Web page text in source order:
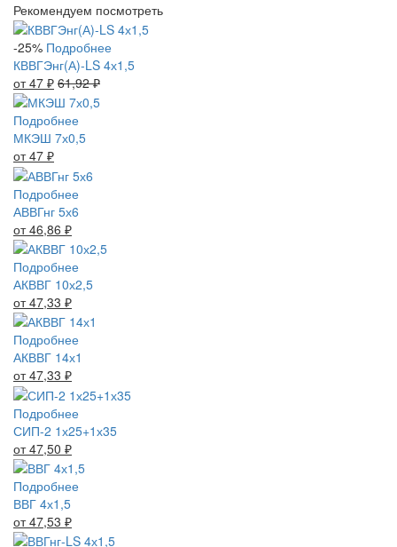
Рекомендуем посмотреть
-25% Подробнее
КВВГЭнг(А)-LS 4х1,5
от 47 ₽ 61,92₽
Подробнее
МКЭШ 7х0,5
от 47 ₽
Подробнее
АВВГнг 5х6
от 46,86 ₽
Подробнее
АКВВГ 10х2,5
от 47,33 ₽
Подробнее
АКВВГ 14х1
от 47,33 ₽
Подробнее
СИП-2 1х25+1х35
от 47,50 ₽
Подробнее
ВВГ 4х1,5
от 47,53 ₽